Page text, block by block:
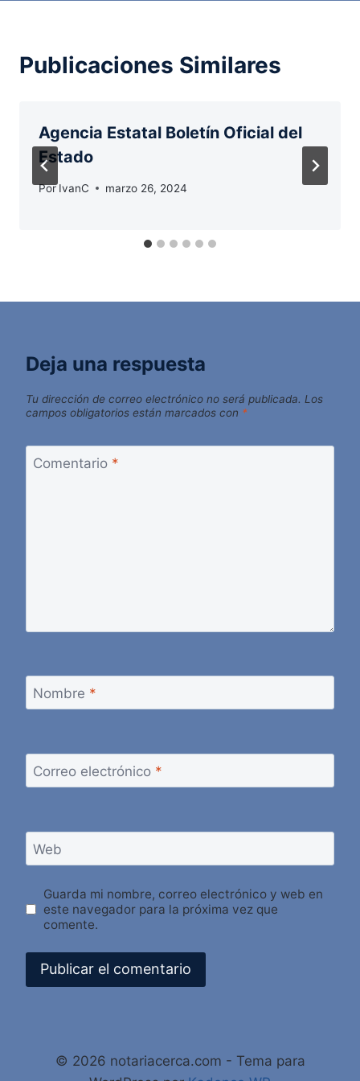
Publicaciones Similares
Agencia Estatal Boletín Oficial del
Estado
Por IvanC marzo 26, 2024
Deja una respuesta
Tu dirección de correo electrónico no será publicada. Los
campos obligatorios están marcados con *
Comentario *
Nombre *
Correo electrónico *
Web
Guarda mi nombre, correo electrónico y web en
este navegador para la próxima vez que
comente.
© 2026 notariacerca.com - Tema para